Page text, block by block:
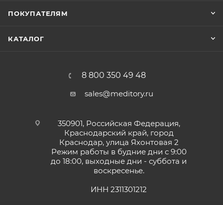
ПОКУПАТЕЛЯМ
КАТАЛОГ
8 800 350 49 48
sales@meditory.ru
350901, Российская Федерация,
Краснодарский край, город
Краснодар, улица Яхонтовая 2
Режим работы в будние дни с 9:00
до 18:00, выходные дни - суббота и
воскресенье.
ИНН 2311301212